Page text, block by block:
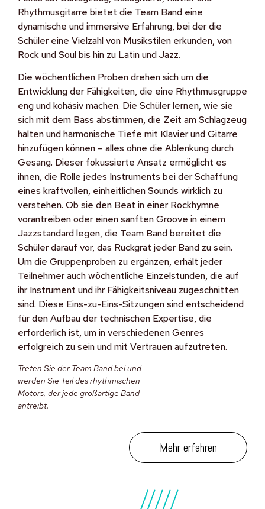
Rhythmusgitarre bietet die Team Band eine
dynamische und immersive Erfahrung, bei der die
Schüler eine Vielzahl von Musikstilen erkunden, von
Rock und Soul bis hin zu Latin und Jazz.
Die wöchentlichen Proben drehen sich um die
Entwicklung der Fähigkeiten, die eine Rhythmusgruppe
eng und kohäsiv machen. Die Schüler lernen, wie sie
sich mit dem Bass abstimmen, die Zeit am Schlagzeug
halten und harmonische Tiefe mit Klavier und Gitarre
hinzufügen können – alles ohne die Ablenkung durch
Gesang. Dieser fokussierte Ansatz ermöglicht es
ihnen, die Rolle jedes Instruments bei der Schaffung
eines kraftvollen, einheitlichen Sounds wirklich zu
verstehen. Ob sie den Beat in einer Rockhymne
vorantreiben oder einen sanften Groove in einem
Jazzstandard legen, die Team Band bereitet die
Schüler darauf vor, das Rückgrat jeder Band zu sein.
Um die Gruppenproben zu ergänzen, erhält jeder
Teilnehmer auch wöchentliche Einzelstunden, die auf
ihr Instrument und ihr Fähigkeitsniveau zugeschnitten
sind. Diese Eins-zu-Eins-Sitzungen sind entscheidend
für den Aufbau der technischen Expertise, die
erforderlich ist, um in verschiedenen Genres
erfolgreich zu sein und mit Vertrauen aufzutreten.
Treten Sie der Team Band bei und
werden Sie Teil des rhythmischen
Motors, der jede großartige Band
antreibt.
Mehr erfahren